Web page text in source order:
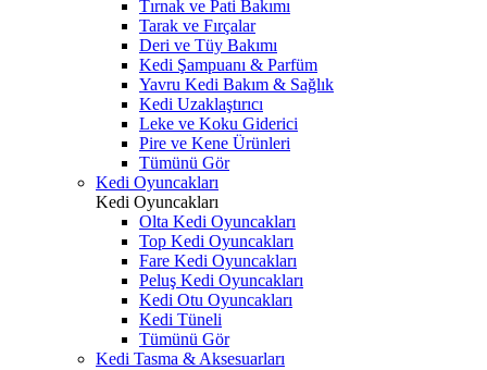
Tırnak ve Pati Bakımı
Tarak ve Fırçalar
Deri ve Tüy Bakımı
Kedi Şampuanı & Parfüm
Yavru Kedi Bakım & Sağlık
Kedi Uzaklaştırıcı
Leke ve Koku Giderici
Pire ve Kene Ürünleri
Tümünü Gör
Kedi Oyuncakları
Kedi Oyuncakları
Olta Kedi Oyuncakları
Top Kedi Oyuncakları
Fare Kedi Oyuncakları
Peluş Kedi Oyuncakları
Kedi Otu Oyuncakları
Kedi Tüneli
Tümünü Gör
Kedi Tasma & Aksesuarları